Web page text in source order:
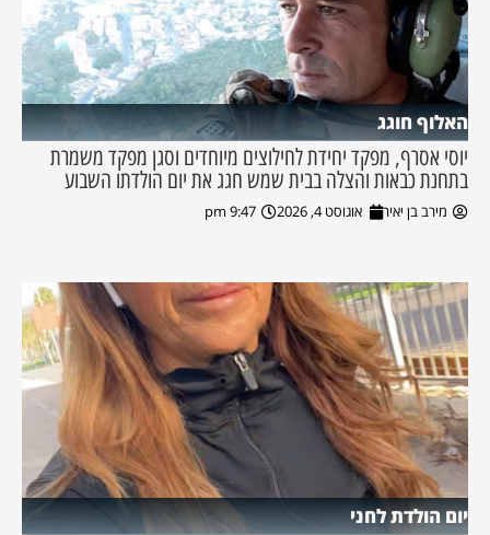
האלוף חוגג
יוסי אסרף, מפקד יחידת לחילוצים מיוחדים וסגן מפקד משמרת
בתחנת כבאות והצלה בבית שמש חגג את יום הולדתו השבוע
מירב בן יאיר אוגוסט 4, 2026 9:47 pm
יום הולדת לחני